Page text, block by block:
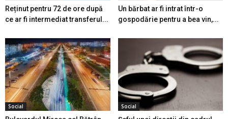
Reținut pentru 72 de ore după
ce ar fi intermediat transferul...
Un bărbat ar fi intrat într-o
gospodărie pentru a bea vin,...
Social Social